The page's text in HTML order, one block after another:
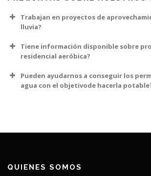
Trabajan en proyectos de
lluvia?
Tiene información disponible sobre
residencial aeróbica?
Pueden ayudarnos a conseguir los
agua con el objetivode hacerla
QUIENES SOMOS